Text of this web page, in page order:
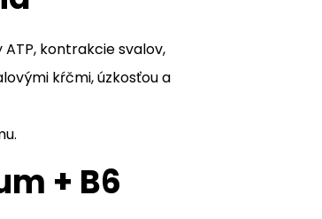
kontrakcie svalov,
kŕčmi, úzkosťou a
+ B6